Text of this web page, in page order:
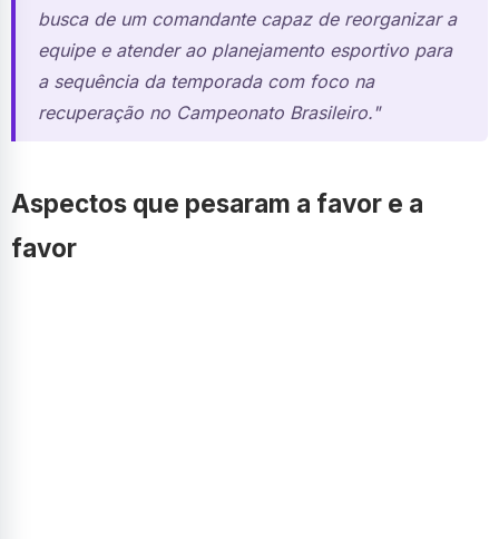
busca de um comandante capaz de reorganizar a
equipe e atender ao planejamento esportivo para
a sequência da temporada com foco na
recuperação no Campeonato Brasileiro."
Aspectos que pesaram a favor e a
favor